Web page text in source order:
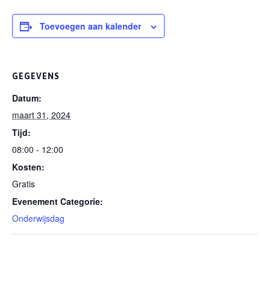
Toevoegen aan kalender
GEGEVENS
Datum:
maart 31, 2024
Tijd:
08:00 - 12:00
Kosten:
Gratis
Evenement Categorie:
Onderwijsdag